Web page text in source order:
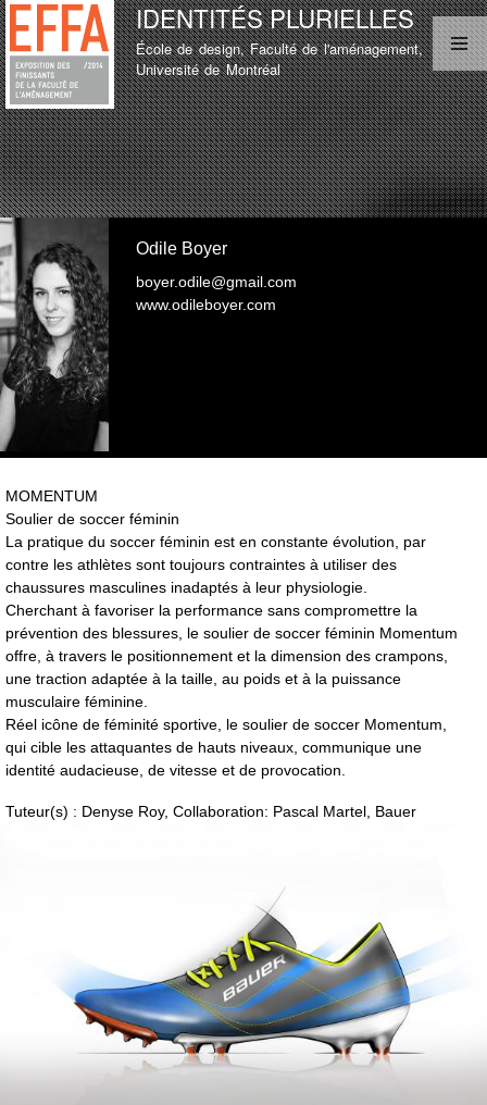
Aller au
contenu
principal
IDENTITÉS PLURIELLES
École de design, Faculté de l'aménagement,
Université de Montréal
MENU PRINCIPAL
LISTE D'ÉTUDIANT
TEST
LISTE D'ÉTUDIANT
Odile Boyer
boyer.odile@gmail.com
www.odileboyer.com
MOMENTUM
Soulier de soccer féminin
La pratique du soccer féminin est en constante évolution, par
contre les athlètes sont toujours contraintes à utiliser des
chaussures masculines inadaptés à leur physiologie.
Cherchant à favoriser la performance sans compromettre la
prévention des blessures, le soulier de soccer féminin Momentum
offre, à travers le positionnement et la dimension des crampons,
une traction adaptée à la taille, au poids et à la puissance
musculaire féminine.
Réel icône de féminité sportive, le soulier de soccer Momentum,
qui cible les attaquantes de hauts niveaux, communique une
identité audacieuse, de vitesse et de provocation.
Tuteur(s) : Denyse Roy, Collaboration: Pascal Martel, Bauer